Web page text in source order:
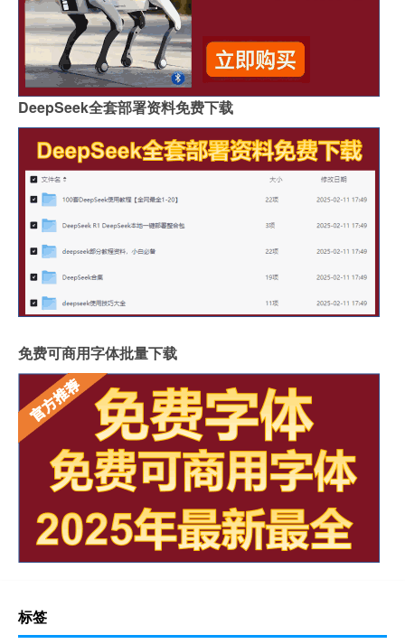
DeepSeek全套部署资料免费下载
免费可商用字体批量下载
标签